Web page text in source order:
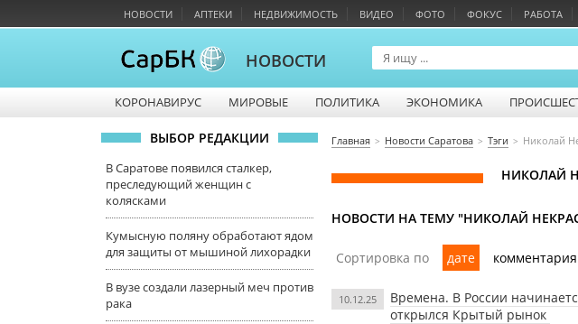
НОВОСТИ АПТЕКИ НЕДВИЖИМОСТЬ ВИДЕО ФОТО ФОКУС РАБОТА
НОВОСТИ
КОРОНАВИРУС МИРОВЫЕ ПОЛИТИКА ЭКОНОМИКА
ВЫБОР РЕДАКЦИИ
В Саратове появился сталкер,
преследующий женщин с
колясками
Кумысную поляну обработают ядом
для защиты от мышиной лихорадки
В вузе создали лазерный меч против
рака
Главная Новости Саратова Тэги Николай
НИКОЛАЙ
НОВОСТИ НА ТЕМУ "НИКОЛАЙ
Сортировка по дате
10.12.25
Времена. В России
открылся Крытый рынок